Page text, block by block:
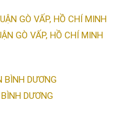
GÒ VẤP, HỒ CHÍ MINH
DƯƠNG